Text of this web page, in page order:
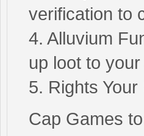
verification to
4. Alluvium
up loot to
5. Rights
Cap Games